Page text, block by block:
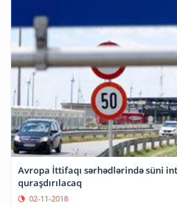
Avropa İttifaqı sərhədlərində süni
quraşdırılacaq
02-11-2018